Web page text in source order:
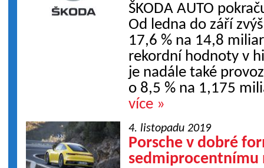
ŠKODA AUTO
Od ledna do září
17,6 % na 14,8
rekordní hodnoty v
je nadále také
o 8,5 % na 1,175
více »
4. listopadu 2019
Porsche v dobré
sedmiprocentnímu